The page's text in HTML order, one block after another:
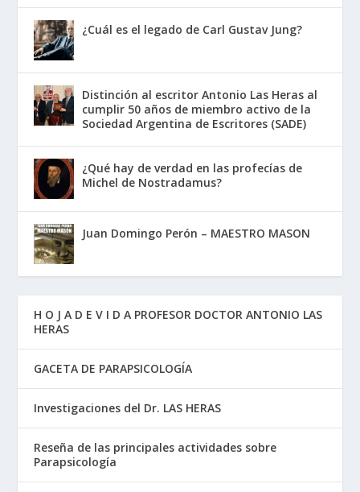
¿Cuál es el legado de Carl Gustav Jung?
Distinción al escritor Antonio Las Heras al
cumplir 50 años de miembro activo de la
Sociedad Argentina de Escritores (SADE)
¿Qué hay de verdad en las profecías de
Michel de Nostradamus?
Juan Domingo Perón – MAESTRO MASON
H O J A D E V I D A PROFESOR DOCTOR ANTONIO LAS
HERAS
GACETA DE PARAPSICOLOGÍA
Investigaciones del Dr. LAS HERAS
Reseña de las principales actividades sobre
Parapsicología